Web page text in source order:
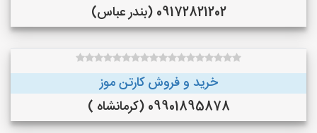
09172821202 (بندر عباس)
خرید و فروش کارتن موز
09901895878 (کرمانشاه )